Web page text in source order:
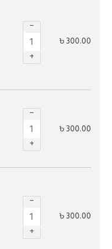
−
+
৳300.00
−
+
৳300.00
−
+
৳300.00